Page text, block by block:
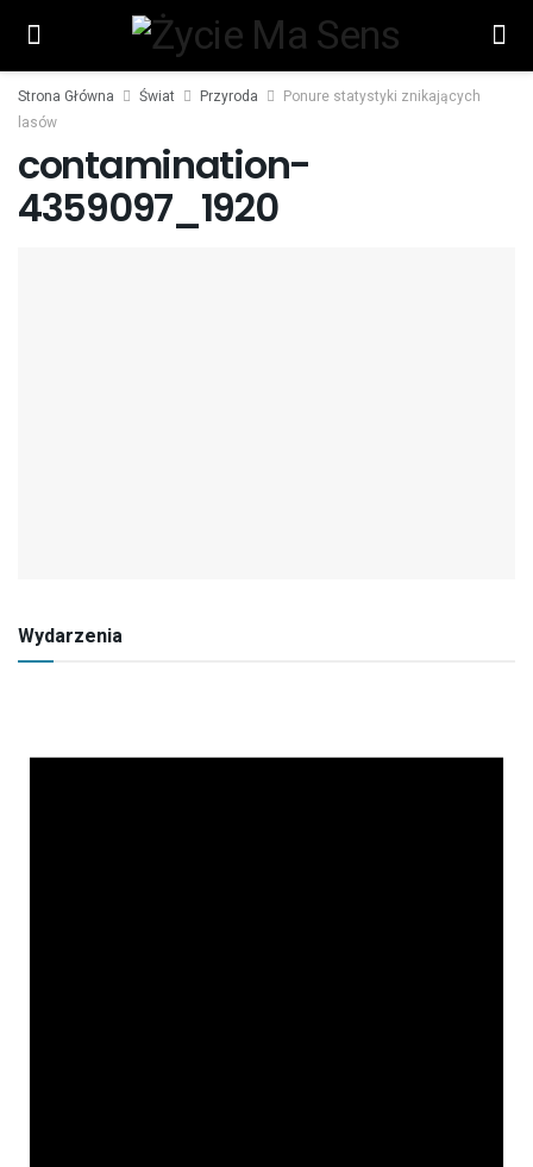
Strona Główna Świat Przyroda
Ponure statystyki znikających
lasów
contamination-
4359097_1920
Wydarzenia